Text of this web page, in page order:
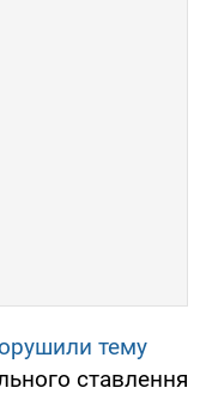
тему
ставлення